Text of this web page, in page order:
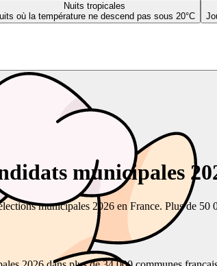
Nuits tropicales
où la température ne descend pas sous 20°C
municipales
municipales 2026 en France. Plus de